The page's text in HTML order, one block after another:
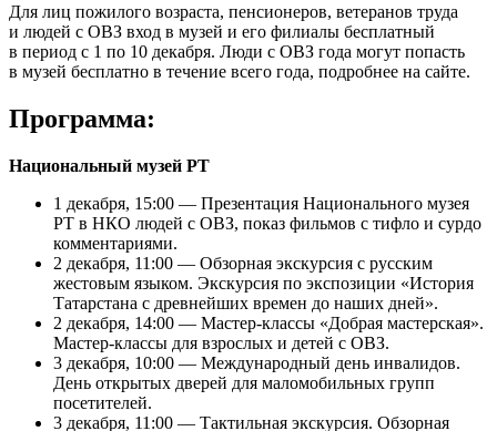
Для лиц пожилого возраста, пенсионеров, ветеранов труда
и людей с ОВЗ вход в музей и его филиалы бесплатный
в период с 1 по 10 декабря. Люди с ОВЗ года могут попасть
в музей бесплатно в течение всего года, подробнее на сайте.
Программа:
Национальный музей РТ
1 декабря, 15:00 — Презентация Национального музея
РТ в НКО людей с ОВЗ, показ фильмов с тифло и сурдо
комментариями.
2 декабря, 11:00 — Обзорная экскурсия с русским
жестовым языком. Экскурсия по экспозиции «История
Татарстана с древнейших времен до наших дней».
2 декабря, 14:00 — Мастер-классы «Добрая мастерская».
Мастер-классы для взрослых и детей с ОВЗ.
3 декабря, 10:00 — Международный день инвалидов.
День открытых дверей для маломобильных групп
посетителей.
3 декабря, 11:00 — Тактильная экскурсия. Обзорная